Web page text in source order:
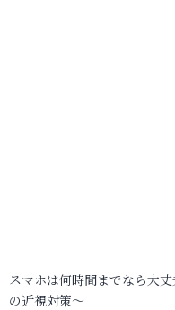
スマホは何時間までなら大
の近視対策～